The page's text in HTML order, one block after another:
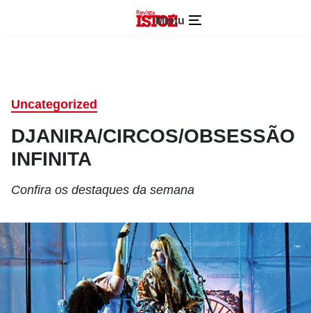
Menu
Uncategorized
DJANIRA/CIRCOS/OBSESSÃO
INFINITA
Confira os destaques da semana